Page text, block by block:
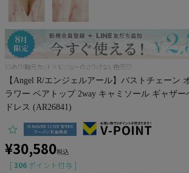
Pleaser
XSあり!胸元カット×ビジューのさりげない色気♡
【Angel R/エンジェルアール】バストチェーン
ラワー ベアトップ 2way キャミソール ギャザ
ドレス (AR26841)
¥30,580税込
[306 ポイント付与 ]